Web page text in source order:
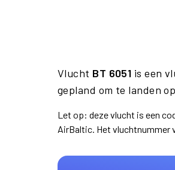
Vlucht BT 6051 is een
gepland om te landen
Let op: deze vlucht is een
AirBaltic. Het vluchtnummer